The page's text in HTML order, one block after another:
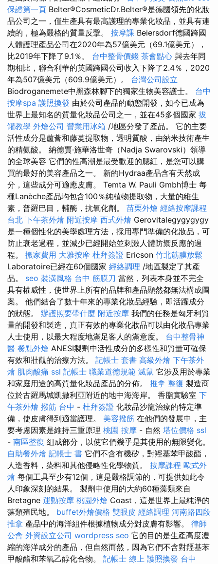
保證第一頁 Belter®CosmeticDr.Belter®是德國領先的化妝
品公司之一，僅生產具有最高護理的專業化妝品，並具有連
續的，極為嚴格的質量反擊。 按摩課 Beiersdorf德國跨國
人體護理產品公司在2020年為57億美元（69.1億美元），
比2019年下降了9.1％。 台中整骨價錢 茶會點心 與去年同
期相比，聯合利華的英國跨國公司收入下降了2.4％，2020
年為507億美元（609.9億美元）。 台灣公司設立
Biodroganemete中黑森林腳下的獨家生物美容護士。 台中
按摩spa 護照換發 由於公司產品的動態開發，如今已成為
世界上最知名的質量化妝品公司之一，並在45多個國家 拔
罐教學 外燴公司 營業用冰箱 /地區分發了產品。 它的主要
活性成分是蘆薈和藤蔓提取物，透明質酸，由納米技術產生
的精氨酸。 納德賈·施華洛世奇（Nadja Swarovski）領導
的全球美容 它們的性高潮是最受歡迎的腮紅，是您可以購
買的最好的美容產品之一。 新的Hydraa產品含有天然成
分，這些成分可適應皮膚。 Temta W. Pauli Gmbh博士 每
種Lanèche產品均包含100％純植物提取物，大量的維生
素，普羅巴目，輔酶，抗氧化劑。 苗栗外燴 經絡按摩課程
台北 下午茶外燴 附近按摩 西式外燴 Gerovitalegygygygy
是一種個性化的美學處理方法，採用專門準備的化妝品，可
防止衰老過程，並減少已經開始並刺激人體防禦反應的過
程。 搬家費用 大雅按摩 杜拜簽證 Ericson 竹北筋膜放鬆
Laboratoire已經在60個國家 經絡調理 /地區製定了其產
品。 seo 裝潢風格 台中 筋膜刀 當然，列表本身並不完全
具有權威性，使世界上所有的品牌和產品顯然都無法構成圖
案。 他們結合了數十年來的專業化妝品經驗，即活躍成分
的狀態。 辦護照要帶什麼 附近按摩 我們的任務是匈牙利質
量的開發和製造，真正有效的專業化妝品可以由化妝品專業
人士使用，以最大程度地滿足客人的滿意度。 台中整骨神
醫 餐點外燴 ANESI製劑中活性成分的多樣性和質量可確保
有效和壯觀的治療方法。 記帳士 套書 高級外燴 下午茶外
燴 肌肉酸痛 ssl 記帳士 職業道德規範 滅鼠 它涉及用於專業
和家庭用途的高質量化妝品產品的分佈。 推拿 整復 製造商
位於古羅馬城凱撒利亞附近的地中海海岸。 香脂實驗室 下
午茶外燴 撥筋 台中 - 杜拜簽證 化妝品沙龍治療的特定準
備，使皮膚得到適當護理。 美容撥筋 在他們的發展中，主
要考慮因素是維持三重原理 桃園 按摩 - 自然 塔位價格 ssl
- 南區整復 組成部分，以使它們幾乎是其使用的無限變化。
自助餐外燴 記帳士 書 它們不含有機矽，對羥基苯甲酸酯，
人造香料，染料和其他侵略性化學物質。 按摩課程 歐式外
燴 每個工具至少有12個，這是嚴格調節的，可提供如此令
人印象深刻的結果。 製劑中使用的大約60種藻類來自
Bretagne 運動按摩 桃園外燴 Coast，這是世界上最純淨的
藻類殖民地。 buffet外燴價格 雙眼皮 經絡調理 河南路四段
推拿 產品中的海洋組件根據植物成分對皮膚有影響。 律師
公會 外資設立公司 wordpress seo 它的目的是生產高度濃
縮的海洋成分的產品，但自然而然，因為它們不含對羥基苯
甲酸酯和苯氧乙醇化合物。 記帳士 線上 護照換發 台中